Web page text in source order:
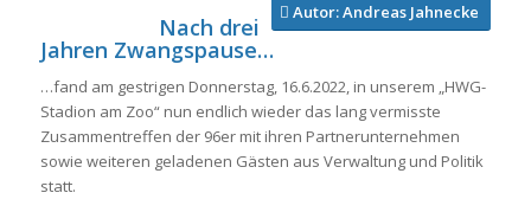
Autor: Andreas Jahnecke
Nach drei
Jahren Zwangspause…
…fand am gestrigen Donnerstag, 16.6.2022, in unserem „HWG-
Stadion am Zoo“ nun endlich wieder das lang vermisste
Zusammentreffen der 96er mit ihren Partnerunternehmen
sowie weiteren geladenen Gästen aus Verwaltung und Politik
statt.